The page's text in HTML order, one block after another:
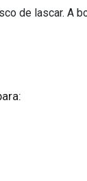
de lascar. A